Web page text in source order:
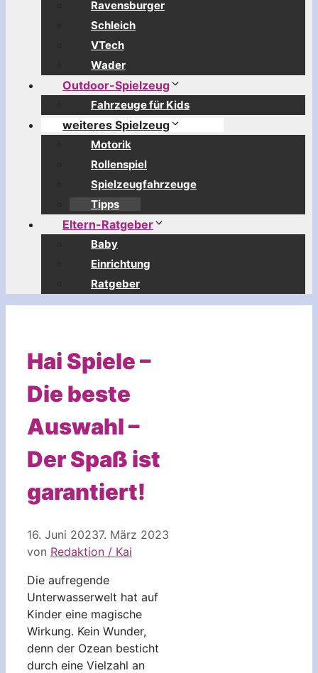
Ravensburger
Schleich
VTech
Wader
Outdoor-Spielzeug
Fahrzeuge für Kids
weiteres Spielzeug
Motorik
Rollenspiel
Spielzeugfahrzeuge
Tipps
Eltern-Ratgeber
Baby
Einrichtung
Ratgeber
Hai Spiele –
Die beste
Auswahl –
Der Spaß ist
garantiert!
16. Juni 20237. März 2023
von Redaktion / Kai
Die aufregende
Unterwasserwelt hat auf
Kinder eine magische
Wirkung. Kein Wunder,
denn der Ozean besticht
durch eine Vielzahl an